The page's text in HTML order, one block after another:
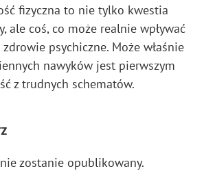
fizyczna to nie tylko kwestia
ale coś, co może realnie wpływać
psychiczne. Może właśnie
nawyków jest pierwszym
z trudnych schematów.
zostanie opublikowany.